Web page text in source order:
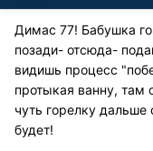
Димас 77! Бабушка
позади- отсюда-
видишь процесс
протыкая ванну, там
чуть горелку
будет!